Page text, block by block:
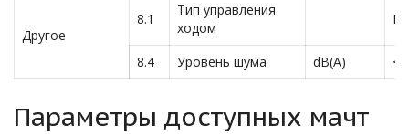
Другое
8.1
Тип управления
ходом
8.4 Уровень шума dB(A)
Параметры доступных мачт